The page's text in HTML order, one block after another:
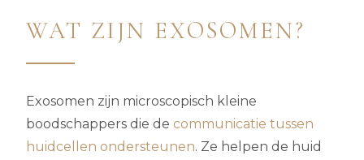
WAT ZIJN EXOSOMEN?
Exosomen zijn microscopisch kleine
boodschappers die de communicatie tussen
huidcellen ondersteunen. Ze helpen de huid